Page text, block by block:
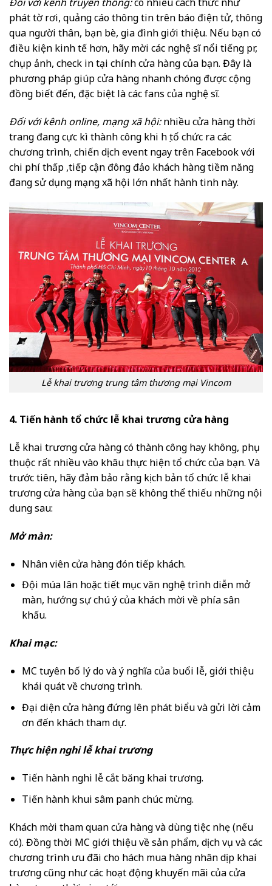
phát tờ rơi, quảng cáo thông tin trên báo điện tử, thông
qua người thân, bạn bè, gia đình giới thiệu. Nếu bạn có
điều kiện kinh tế hơn, hãy mời các nghệ sĩ nổi tiếng pr,
chụp ảnh, check in tại chính cửa hàng của bạn. Đây là
phương pháp giúp cửa hàng nhanh chóng được cộng
đồng biết đến, đặc biệt là các fans của nghệ sĩ.
Đối với kênh online, mạng xã hội:nhiều cửa hàng thời
trang đang cực kì thành công khi họ tổ chức ra các
chương trình, chiến dịch event ngay trên Facebook với
chi phí thấp ,tiếp cận đông đảo khách hàng tiềm năng
đang sử dụng mạng xã hội lớn nhất hành tinh này.
Lễ khai trương trung tâm thương mại Vincom
4. Tiến hành tổ chức lễ khai trương cửa hàng
Lễ khai trương cửa hàng có thành công hay không, phụ
thuộc rất nhiều vào khâu thực hiện tổ chức của bạn. Và
trước tiên, hãy đảm bảo rằng kịch bản tổ chức lễ khai
trương cửa hàng của bạn sẽ không thể thiếu những nội
dung sau:
Mở màn:
Nhân viên cửa hàng đón tiếp khách.
Đội múa lân hoặc tiết mục văn nghệ trình diễn mở
màn, hướng sự chú ý của khách mời về phía sân
khấu.
Khai mạc:
MC tuyên bố lý do và ý nghĩa của buổi lễ, giới thiệu
khái quát về chương trình.
Đại diện cửa hàng đứng lên phát biểu và gửi lời cảm
ơn đến khách tham dự.
Thực hiện nghi lễ khai trương
Tiến hành nghi lễ cắt băng khai trương.
Tiến hành khui sâm panh chúc mừng.
Khách mời tham quan cửa hàng và dùng tiệc nhẹ (nếu
có). Đồng thời MC giới thiệu về sản phẩm, dịch vụ và các
chương trình ưu đãi cho hách mua hàng nhân dịp khai
trương cũng như các hoạt động khuyến mãi của cửa